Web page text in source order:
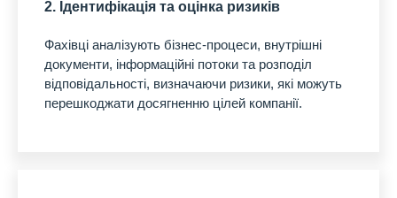
2. Ідентифікація та оцінка ризиків
Фахівці аналізують бізнес-процеси, внутрішні
документи, інформаційні потоки та розподіл
відповідальності, визначаючи ризики, які можуть
перешкоджати досягненню цілей компанії.